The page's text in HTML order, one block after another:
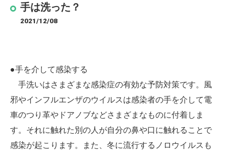
手は洗った？
2021/12/08
●手を介して感染する
手洗いはさまざまな感染症の有効な予防対策です。風
邪やインフルエンザのウイルスは感染者の手を介して電
車のつり革やドアノブなどさまざまなものに付着しま
す。それに触れた別の人が自分の鼻や口に触れることで
感染が起こります。また、冬に流行するノロウイルスも